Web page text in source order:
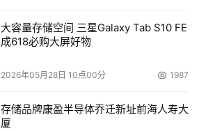
大容量存储空间 三星Galaxy Tab S10 FE
成618必购大屏好物
2026年05月28日 10点00分 1987
存储品牌康盈半导体乔迁新址前海人寿大
厦